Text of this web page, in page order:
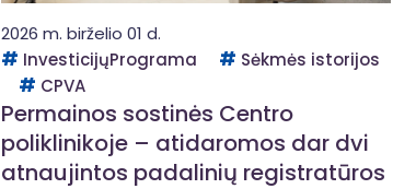
2026 m. birželio 01 d.
InvesticijųPrograma
Sėkmės istorijos
CPVA
Permainos sostinės Centro
poliklinikoje – atidaromos dar dvi
atnaujintos padalinių registratūros